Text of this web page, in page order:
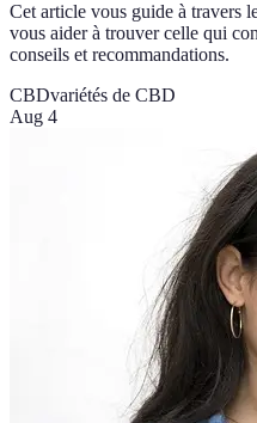
Cet article vous guide à travers
vous aider à trouver celle qui
conseils et recommandations.
CBDvariétés de CBD
Aug 4